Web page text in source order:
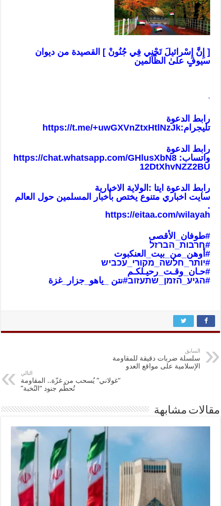
[ إِنَّ إِسْرائيلَ تَجْنِي فِي جُنُونْ ] القصيدة من ديوان
سيوفٍ علىٰ الظّالمين
.
رابط الدعوة
تليجرام:https://t.me/+uwGXVnZtxHtlNzJk
رابط الدعوة
واتساب:https://chat.whatsapp.com/GHlusXbN8
12DtXhvNZZ2BU
رابط الدعوة ايتا :الولاية الاخبارية
سايت اخباري متنوع يختص بأخبار المسلمين حول العالم
.
https://eitaa.com/wilayah
#طوفان_الأقصى
#חרבות_הברזל
#أوهن_من_بيت_العنكبوت
#יותר_חלשה_מקורי_עכביש
#حـان_وقـت_رحيـلكـم
#הגיע_הזמן_שתעזוב#نتن _ياهو_جزار_غزة
السابق
سلسلة ضربات دقيقة للمقاومة
الإسلامية على مواقع العدو
التالي
“غولاني” يُسحب من غزّة.. المقاومة
تُحطّم جنود “النُخبة”
مقالات مشابهة